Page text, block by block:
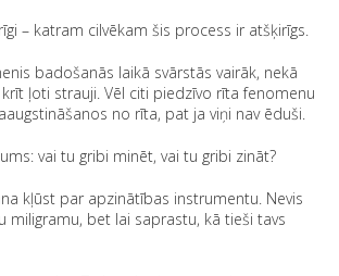
– katram cilvēkam šis process ir atšķirīgs.
badošanās laikā svārstās vairāk, nekā
ļoti strauji. Vēl citi piedzīvo rīta fenomenu
no rīta, pat ja viņi nav ēduši.
vai tu gribi minēt, vai tu gribi zināt?
kļūst par apzinātības instrumentu. Nevis
miligramu, bet lai saprastu, kā tieši tavs